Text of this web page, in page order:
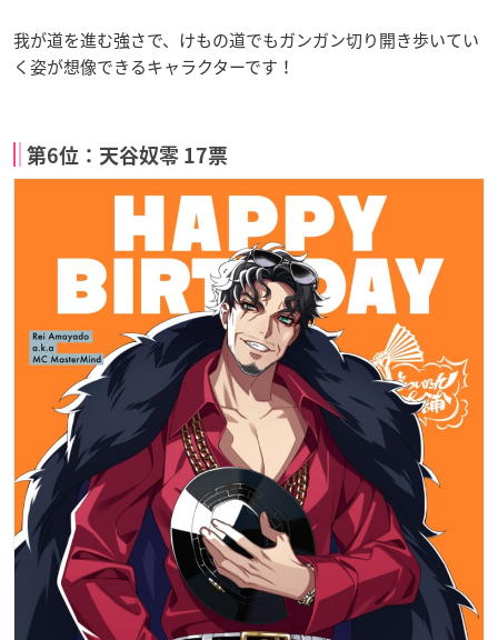
我が道を進む強さで、けもの道でもガンガン切り開き歩いてい
く姿が想像できるキャラクターです！
第6位：天谷奴零 17票